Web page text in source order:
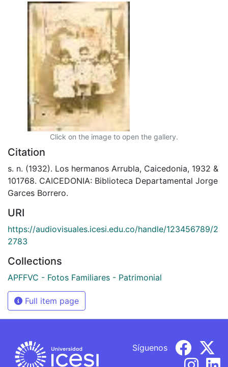
Click on the image to open the gallery.
Citation
s. n. (1932). Los hermanos Arrubla, Caicedonia, 1932 &
101768. CAICEDONIA: Biblioteca Departamental Jorge
Garces Borrero.
URI
https://audiovisuales.icesi.edu.co/handle/123456789/2
2783
Collections
APFFVC - Fotos Familiares - Patrimonial
Full item page
Síguenos